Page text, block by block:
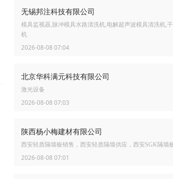
无锡邦注科技有限公司
模具监视器,脉冲模具水路清洗机,电解超声波模具清洗机,
机
2026-08-08 07:04
北京华科满元科技有限公司
激光设备
2026-08-08 07:03
陕西杨小梅建材有限公司
西安轻质隔墙板销售，西安轻质隔墙供应，西安SGK隔墙
2026-08-08 07:01